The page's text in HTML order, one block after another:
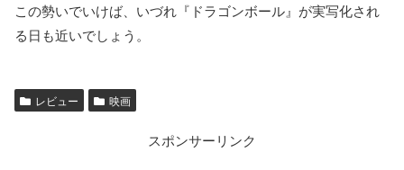
この勢いでいけば、いづれ『ドラゴンボール』が実写化され
る日も近いでしょう。
レビュー 映画
スポンサーリンク